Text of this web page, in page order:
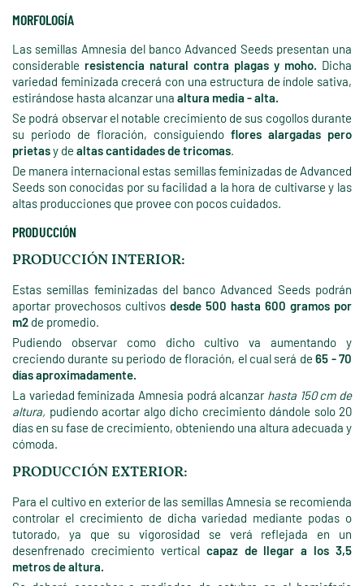
MORFOLOGÍA
Las semillas Amnesia del banco Advanced Seeds presentan una
considerable resistencia natural contra plagas y moho. Dicha
variedad feminizada crecerá con una estructura de índole sativa,
estirándose hasta alcanzar una altura media - alta.
Se podrá observar el notable crecimiento de sus cogollos durante
su periodo de floración, consiguiendo flores alargadas pero
prietasy de altas cantidades de tricomas.
De manera internacional estas semillas feminizadas de Advanced
Seeds son conocidas por su facilidad a la hora de cultivarse y las
altas producciones que provee con pocos cuidados.
PRODUCCIÓN
PRODUCCIÓN INTERIOR:
Estas semillas feminizadas del banco Advanced Seeds podrán
aportar provechosos cultivos desde 500 hasta 600 gramos por
m2 de promedio.
Pudiendo observar como dicho cultivo va aumentando y
creciendo durante su periodo de floración, el cual será de65 - 70
días aproximadamente.
La variedad feminizada Amnesia podrá alcanzar hasta 150 cm de
altura, pudiendo acortar algo dicho crecimiento dándole solo 20
días en su fase de crecimiento, obteniendo una altura adecuada y
cómoda.
PRODUCCIÓN EXTERIOR:
Para el cultivo en exterior de las semillas Amnesia se recomienda
controlar el crecimiento de dicha variedad mediante podas o
tutorado, ya que su vigorosidad se verá reflejada en un
desenfrenado crecimiento vertical capaz de llegar a los 3,5
metros de altura.